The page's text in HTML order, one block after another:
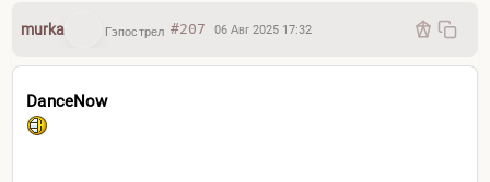
murka Гэпострел #207 06 Авг 2025 17:32
DanceNow